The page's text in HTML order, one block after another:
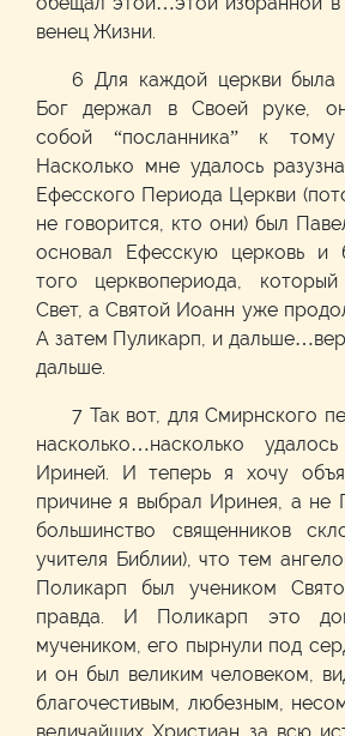
венец Жизни.
6 Для каждой церкви была
Бог держал в Своей руке,
собой “посланника” к тому
Насколько мне удалось
Ефесского Периода Церкви
не говорится, кто они) был
основал Ефесскую церковь и
того церквопериода,
Свет, а Святой Иоанн уже
А затем Пуликарп, и
дальше.
7 Так вот, для Смирнского
насколько…насколько
Ириней. И теперь я хочу
причине я выбрал Иринея, а не
большинство священников
учителя Библии), что тем
Поликарп был учеником
правда. И Поликарп это
мучеником, его пырнули под
и он был великим человеком,
благочестивым, любезным,